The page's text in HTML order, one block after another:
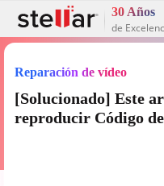
30 Años
de
Reparación de vídeo
[Solucionado] Este
reproducir Código